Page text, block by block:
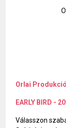
Orlai
EARLY BIRD -
Válasszon